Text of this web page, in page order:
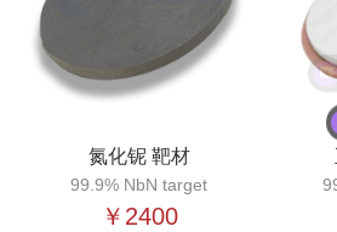
氮化铌 靶材
99.9% NbN target
￥2400